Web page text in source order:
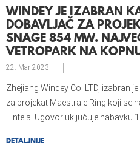
WINDEY JE IZABRAN
DOBAVLJAČ ZA
SNAGE 854 MW.
VETROPARK NA
22. Mar 2023.
Zhejiang Windey Co. LTD, izabran
za projekat Maestrale Ring koji se
Fintela. Ugovor uključuje nabavku
DETALJNIJE